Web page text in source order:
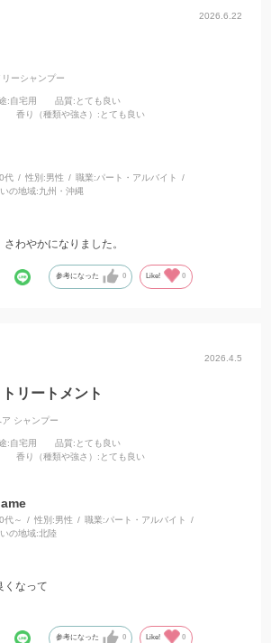
2026.6.22
ーシャンプー
:自宅用 品質:とても良い
香り（種類や強さ） :とても良い
代 性別:男性 職業:パート・アルバイト
の地域:九州・沖縄
わやかになりました。
参考になった 0 Like! 0
2026.4.5
リートメント
シャンプー
:自宅用 品質:とても良い
香り（種類や強さ） :とても良い
代～ 性別:男性 職業:パート・アルバイト
の地域:北陸
くなって
参考になった 0 Like! 0